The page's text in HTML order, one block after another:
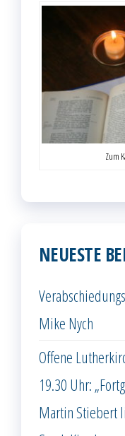
Zum
NEUESTE
Mike Nych
Offene
19.30 Uhr:
Martin Stiebert